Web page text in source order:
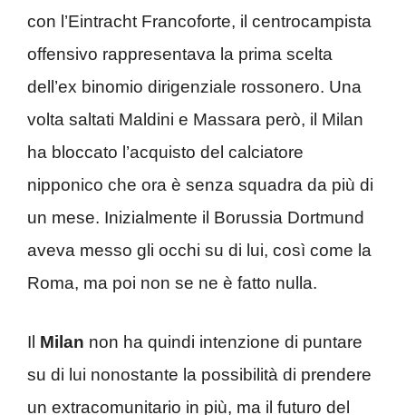
con l’Eintracht Francoforte, il centrocampista
offensivo rappresentava la prima scelta
dell’ex binomio dirigenziale rossonero. Una
volta saltati Maldini e Massara però, il Milan
ha bloccato l’acquisto del calciatore
nipponico che ora è senza squadra da più di
un mese. Inizialmente il Borussia Dortmund
aveva messo gli occhi su di lui, così come la
Roma, ma poi non se ne è fatto nulla.
Il Milan non ha quindi intenzione di puntare
su di lui nonostante la possibilità di prendere
un extracomunitario in più, ma il futuro del